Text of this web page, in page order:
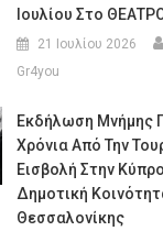
Ιουλίου Στο
21 Ιουλίου 2026
Gr4you
Εκδήλωση Μνήμης
Χρόνια Από Την
Εισβολή Στην
Δημοτική
Θεσσαλονίκης